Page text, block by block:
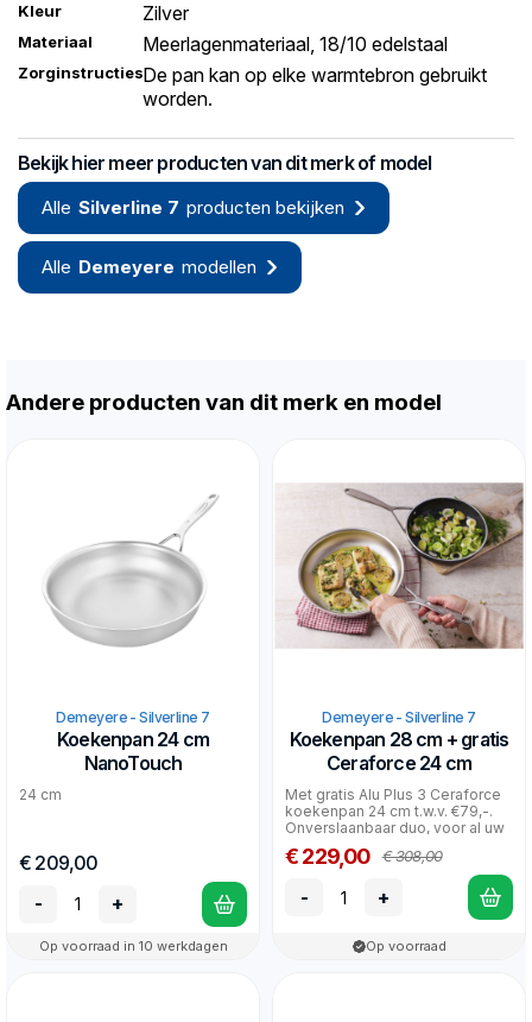
Kleur Zilver
Materiaal Meerlagenmateriaal, 18/10 edelstaal
ZorginstructiesDe pan kan op elke warmtebron gebruikt
worden.
Bekijk hier meer producten van dit merk of model
Alle Silverline 7 producten bekijken
Alle Demeyere modellen
Andere producten van dit merk en model
Demeyere - Silverline 7
Koekenpan 24 cm
NanoTouch
24 cm
€ 209,00
-
+
Op voorraad in 10 werkdagen
Demeyere - Silverline 7
Koekenpan 28 cm + gratis
Ceraforce 24 cm
Met gratis Alu Plus 3 Ceraforce
koekenpan 24 cm t.w.v. €79,-.
Onverslaanbaar duo, voor al uw
€ 229,00 € 308,00
- +
Op voorraad